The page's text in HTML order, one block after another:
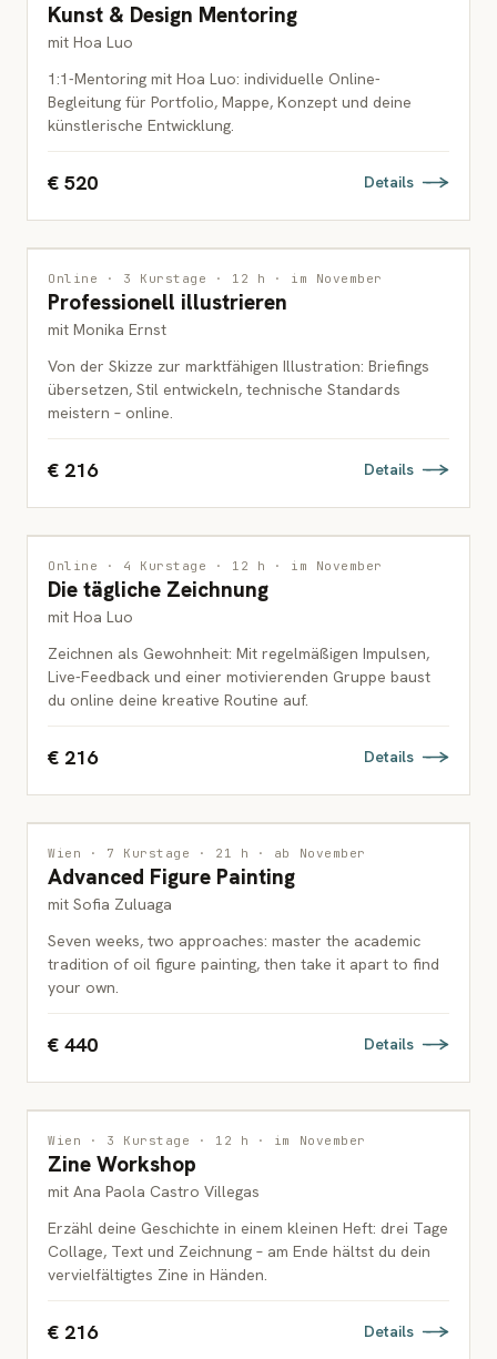
ERWACHSENE
Kunst & Design Mentoring
mit Hoa Luo
1:1-Mentoring mit Hoa Luo: individuelle Online-
Begleitung für Portfolio, Mappe, Konzept und deine
künstlerische Entwicklung.
€ 520 Details
ILLUSTRATION
ERWACHSENE
Online · 3 Kurstage · 12 h · im November
Professionell illustrieren
mit Monika Ernst
Von der Skizze zur marktfähigen Illustration: Briefings
übersetzen, Stil entwickeln, technische Standards
meistern – online.
€ 216 Details
ZEICHNUNG
ERWACHSENE
Online · 4 Kurstage · 12 h · im November
Die tägliche Zeichnung
mit Hoa Luo
Zeichnen als Gewohnheit: Mit regelmäßigen Impulsen,
Live-Feedback und einer motivierenden Gruppe baust
du online deine kreative Routine auf.
€ 216 Details
MALEREI
ERWACHSENE
Wien · 7 Kurstage · 21 h · ab November
Advanced Figure Painting
mit Sofia Zuluaga
Seven weeks, two approaches: master the academic
tradition of oil figure painting, then take it apart to find
your own.
€ 440 Details
INTERDISZIPLINÄR
JUGENDLICHE & ERWACHSENE
Wien · 3 Kurstage · 12 h · im November
Zine Workshop
mit Ana Paola Castro Villegas
Erzähl deine Geschichte in einem kleinen Heft: drei Tage
Collage, Text und Zeichnung – am Ende hältst du dein
vervielfältigtes Zine in Händen.
€ 216 Details